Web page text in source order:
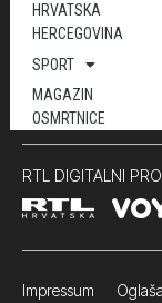
HRVATSKA
HERCEGOVINA
SPORT
MAGAZIN
OSMRTNICE
RTL DIGITALNI
Impressum